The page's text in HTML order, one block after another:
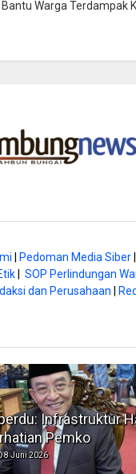
Warga Terdampak
| Pedoman Media Siber|
| SOP Perlindungan
dan Perusahaan |
Infrastruktur
Pemko
8 Juni 2026